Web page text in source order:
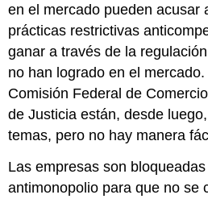
en el mercado pueden acusar
prácticas restrictivas
ganar a través de la
no han logrado en el
Comisión Federal de
de Justicia están, desde
temas, pero no hay manera
Las empresas son
antimonopolio para que no se